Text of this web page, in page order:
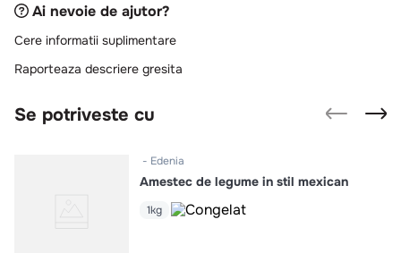
Ai nevoie de ajutor?
Cere informatii suplimentare
Raporteaza descriere gresita
Se potriveste cu
Edenia
Amestec de legume in stil mexican
1kg